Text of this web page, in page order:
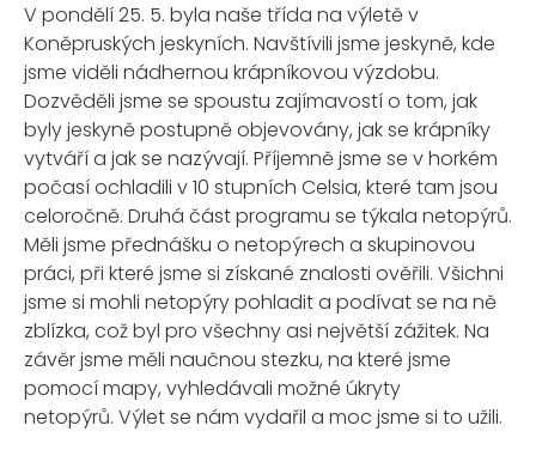
V pondělí 25. 5. byla naše třída na výletě v
Koněpruských jeskyních. Navštívili jsme jeskyně, kde
jsme viděli nádhernou krápníkovou výzdobu.
Dozvěděli jsme se spoustu zajímavostí o tom, jak
byly jeskyně postupně objevovány, jak se krápníky
vytváří a jak se nazývají. Příjemně jsme se v horkém
počasí ochladili v 10 stupních Celsia, které tam jsou
celoročně. Druhá část programu se týkala netopýrů.
Měli jsme přednášku o netopýrech a skupinovou
práci, při které jsme si získané znalosti ověřili. Všichni
jsme si mohli netopýry pohladit a podívat se na ně
zblízka, což byl pro všechny asi největší zážitek. Na
závěr jsme měli naučnou stezku, na které jsme
pomocí mapy, vyhledávali možné úkryty
netopýrů. Výlet se nám vydařil a moc jsme si to užili.